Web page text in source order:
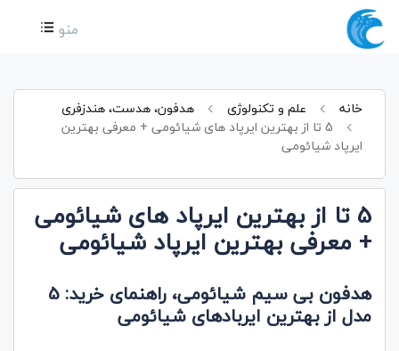
منو
خانه علم و تکنولوژی
هدفون، هدست، هندزفری
5 تا از بهترین ایرپاد های شیائومی + معرفی بهترین
ایرپاد شیائومی
5 تا از بهترین ایرپاد های شیائومی
+ معرفی بهترین ایرپاد شیائومی
هدفون بی سیم شیائومی، راهنمای خرید: 5
مدل از بهترین ایربادهای شیائومی